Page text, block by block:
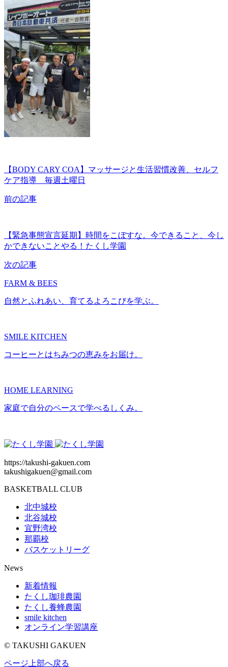
【BODY CARY COA】マッサージと生活習慣改善、セルフ
ケア指導 毎週土曜日
前の記事
【緊急事態宣言延期】時間をこぼすな。今できること、今し
かできないことやる！たくし学園
次の記事
FARM & BEES
自然とふれあい、育てるよろこびを学ぶ。
SMILE KITCHEN
コーヒーとはちみつの恵みをお届け。
HOME LEARNING
家庭で自分のペースで学べるしくみ。
https://takushi-gakuen.com
takushigakuen@gmail.com
BASKETBALL CLUB
北中城校
北谷城校
宜野湾校
那覇校
バスケットリーグ
News
新着情報
たくし珈琲農園
たくし養蜂農園
smile kitchen
オンライン学習講座
© TAKUSHI GAKUEN
ページ上部へ戻る